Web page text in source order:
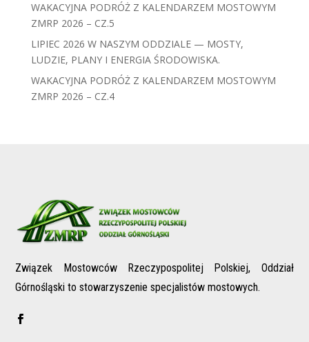
WAKACYJNA PODRÓŻ Z KALENDARZEM MOSTOWYM
ZMRP 2026 – CZ.5
LIPIEC 2026 W NASZYM ODDZIALE — MOSTY,
LUDZIE, PLANY I ENERGIA ŚRODOWISKA.
WAKACYJNA PODRÓŻ Z KALENDARZEM MOSTOWYM
ZMRP 2026 – CZ.4
Związek Mostowców Rzeczypospolitej Polskiej, Oddział
Górnośląski to stowarzyszenie specjalistów mostowych.